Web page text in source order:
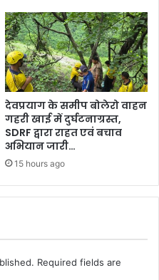
देवप्रयाग के समीप बोलेरो वाहन
गहरी खाई में दुर्घटनाग्रस्त,
SDRF द्वारा राहत एवं बचाव
अभियान जारी…
15 hours ago
Required fields are